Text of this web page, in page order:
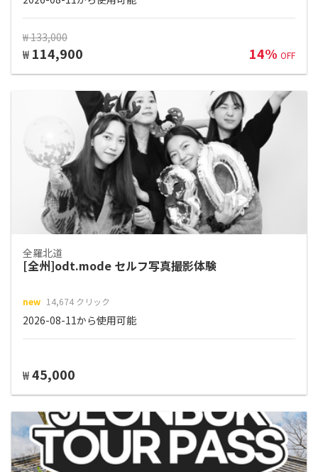
₩ 133,000
₩ 114,900 14% OFF
全羅北道
[全州]odt.mode セルフ写真撮影体験
new 14,674 クリック
2026-08-11から使用可能
₩45,000